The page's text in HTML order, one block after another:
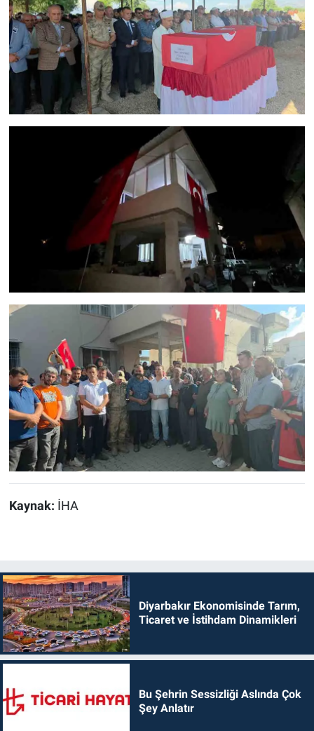
Kaynak: İHA
Diyarbakır Ekonomisinde Tarım,
Ticaret ve İstihdam Dinamikleri
Bu Şehrin Sessizliği Aslında Çok
Şey Anlatır